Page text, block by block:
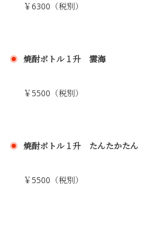
￥6300（税別）
焼酎ボトル１升 雲海
￥5500（税別）
焼酎ボトル１升 たんたかたん
￥5500（税別）